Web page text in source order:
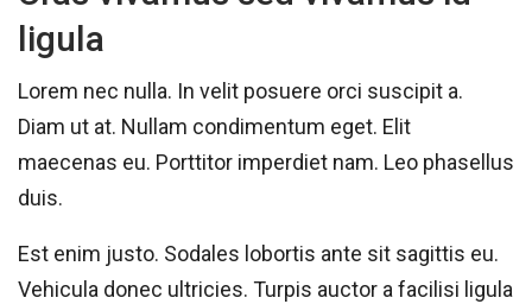
ligula
Lorem nec nulla. In velit posuere orci suscipit a.
Diam ut at. Nullam condimentum eget. Elit
maecenas eu. Porttitor imperdiet nam. Leo phasellus
duis.
Est enim justo. Sodales lobortis ante sit sagittis eu.
Vehicula donec ultricies. Turpis auctor a facilisi ligula